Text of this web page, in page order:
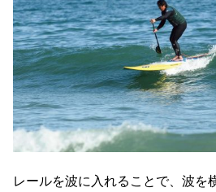
レールを波に入れることで、波を